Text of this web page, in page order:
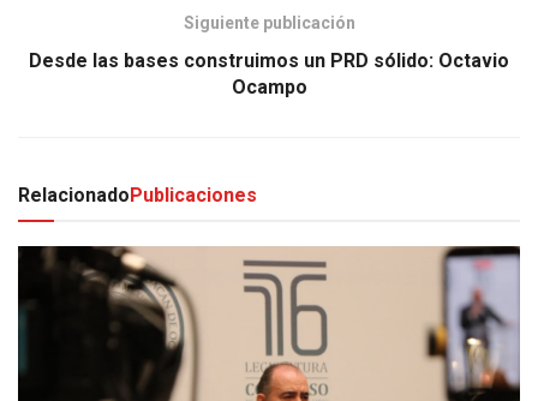
Siguiente publicación
Desde las bases construimos un PRD sólido: Octavio
Ocampo
RelacionadoPublicaciones